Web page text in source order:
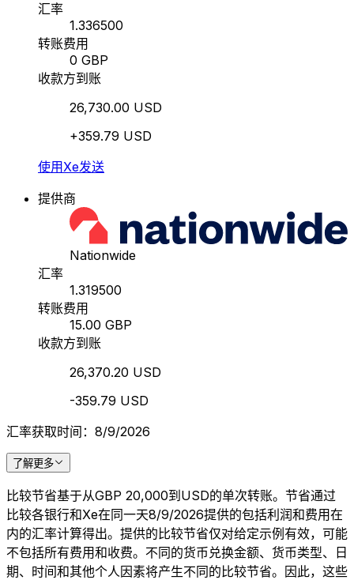
汇率
1.336500
转账费用
0 GBP
收款方到账
26,730.00 USD
+359.79 USD
使用Xe发送
提供商
Nationwide
汇率
1.319500
转账费用
15.00 GBP
收款方到账
26,370.20 USD
-359.79 USD
汇率获取时间：8/9/2026
了解更多
比较节省基于从GBP 20,000到USD的单次转账。节省通过
比较各银行和Xe在同一天8/9/2026提供的包括利润和费用在
内的汇率计算得出。提供的比较节省仅对给定示例有效，可能
不包括所有费用和收费。不同的货币兑换金额、货币类型、日
期、时间和其他个人因素将产生不同的比较节省。因此，这些